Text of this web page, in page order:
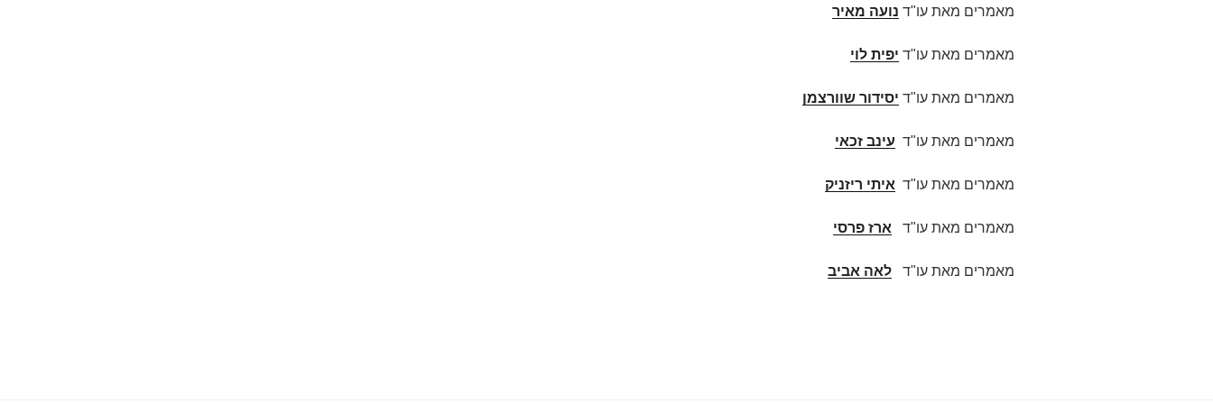
מאמרים מאת עו"ד נועה מאיר
מאמרים מאת עו"ד יפית לוי
מאמרים מאת עו"ד יסידור שוורצמן
מאמרים מאת עו"ד עינב זכאי
מאמרים מאת עו"ד איתי ריזניק
מאמרים מאת עו"ד ארז פרסי
מאמרים מאת עו"ד לאה אביב